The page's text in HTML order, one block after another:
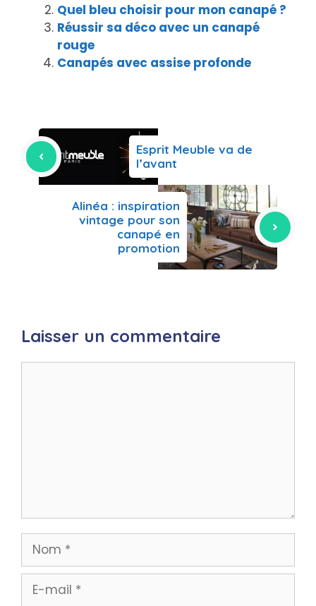
Quel bleu choisir pour mon canapé ?
Réussir sa déco avec un canapé
rouge
Canapés avec assise profonde
Esprit Meuble va de
l’avant
Alinéa : inspiration
vintage pour son
canapé en
promotion
Laisser un commentaire
Nom
mail